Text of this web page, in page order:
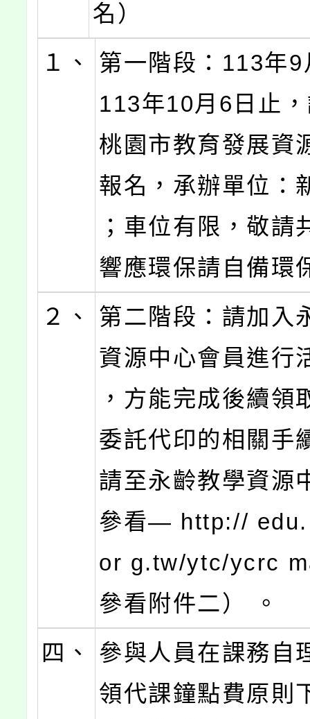
名）
１、
第一階段：113年
113年10月6日止
桃園市教育發展資
報名，承辦單位：
；車位有限，敬請
響應環保請自備環
２、
第二階段：請加入
資源中心會員進行
，方能完成後續領
委託代印的相關手
請至永齡教學資源
參看— http://
or g.tw/ytc/ycrc
參看附件二） 。
四、
參與人員在課務自
領代課鐘點費原則